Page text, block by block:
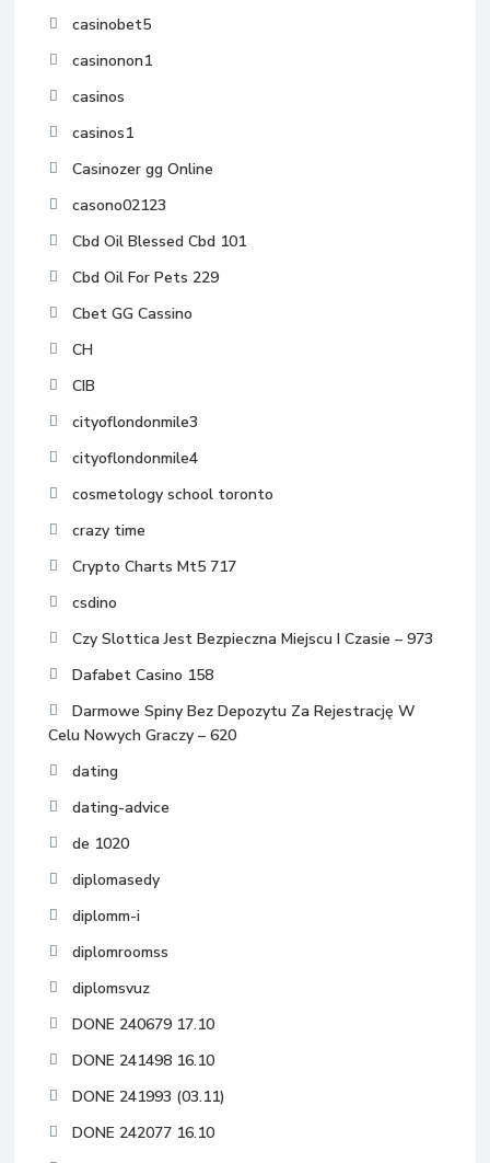
casinobet5
casinonon1
casinos
casinos1
Casinozer gg Online
casono02123
Cbd Oil Blessed Cbd 101
Cbd Oil For Pets 229
Cbet GG Cassino
CH
CIB
cityoflondonmile3
cityoflondonmile4
cosmetology school toronto
crazy time
Crypto Charts Mt5 717
csdino
Czy Slottica Jest Bezpieczna Miejscu I Czasie – 973
Dafabet Casino 158
Darmowe Spiny Bez Depozytu Za Rejestrację W
Celu Nowych Graczy – 620
dating
dating-advice
de 1020
diplomasedy
diplomm-i
diplomroomss
diplomsvuz
DONE 240679 17.10
DONE 241498 16.10
DONE 241993 (03.11)
DONE 242077 16.10